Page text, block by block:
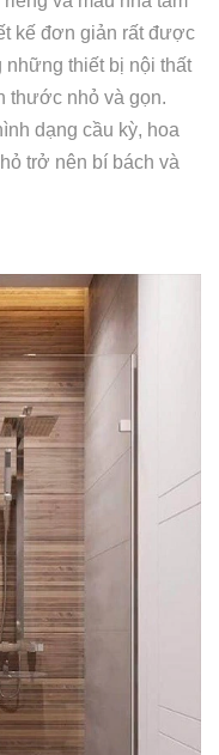
kế đơn giản rất được
thiết bị nội thất
thước nhỏ và gọn.
dạng cầu kỳ, hoa
trở nên bí bách và